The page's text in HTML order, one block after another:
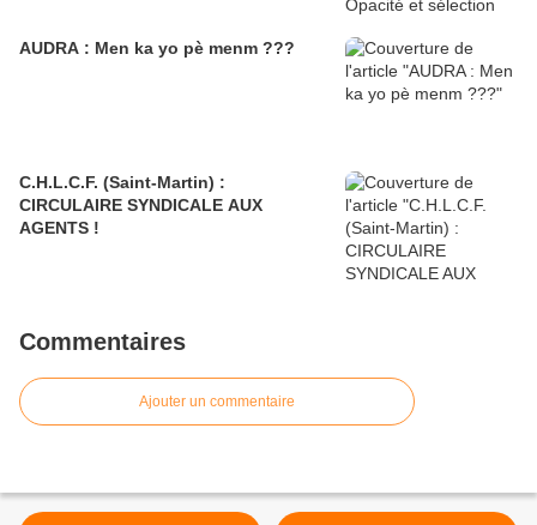
AUDRA : Men ka yo pè menm ???
C.H.L.C.F. (Saint-Martin) :
CIRCULAIRE SYNDICALE AUX
AGENTS !
Commentaires
Ajouter un commentaire